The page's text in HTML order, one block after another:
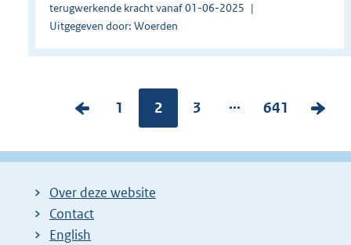
terugwerkende kracht vanaf 01-06-2025
Uitgegeven door: Woerden
V
r
g
e
P
g
n
1 Pagina:
2
P
g
3 ...
P
g
641
V
l
Over deze website
Contact
English